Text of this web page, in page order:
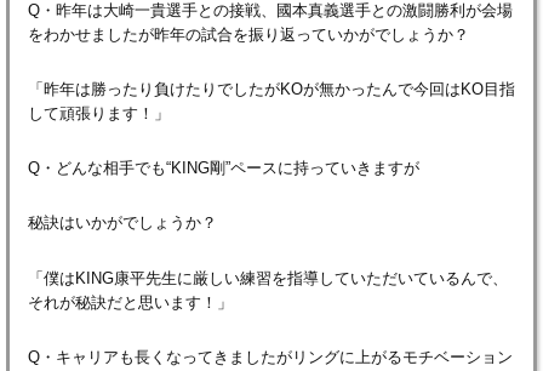
Q・昨年は大崎一貴選手との接戦、國本真義選手との激闘勝利が会場
をわかせましたが昨年の試合を振り返っていかがでしょうか？
「昨年は勝ったり負けたりでしたがKOが無かったんで今回はKO目指
して頑張ります！」
Q・どんな相手でも“KING剛”ペースに持っていきますが
秘訣はいかがでしょうか？
「僕はKING康平先生に厳しい練習を指導していただいているんで、
それが秘訣だと思います！」
Q・キャリアも長くなってきましたがリングに上がるモチベーション